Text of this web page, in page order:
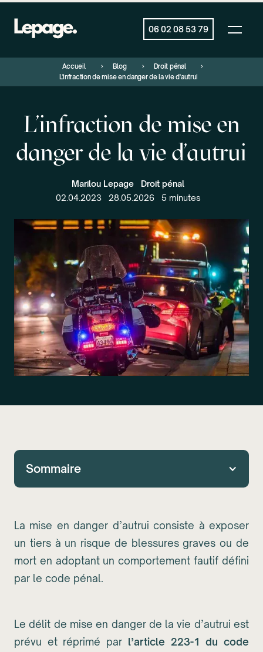
06 02 08 53 79
Accueil Blog
Droit pénal
L'infraction de mise en danger de la vie d'autrui
L'infraction de mise en
danger de la vie d'autrui
Marilou Lepage
Droit pénal
02.04.2023
28.05.2026 5 minutes
Sommaire
La mise en danger d’autrui consiste à exposer
un tiers à un risque de blessures graves ou de
mort en adoptant un comportement fautif défini
par le code pénal.
Le délit de mise en danger de la vie d’autrui est
prévu et réprimé par l’article 223-1 du code